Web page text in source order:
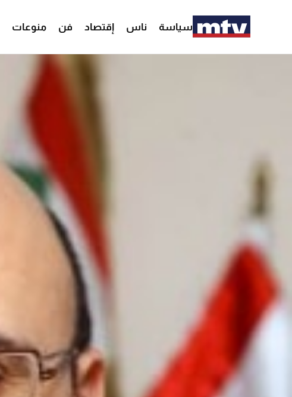
سياسة ناس إقتصاد فن منوعات